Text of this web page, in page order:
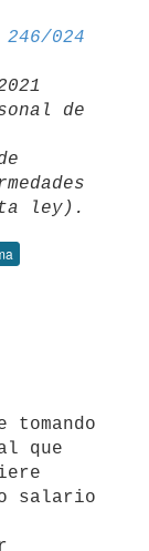
246/024
de
que
salario